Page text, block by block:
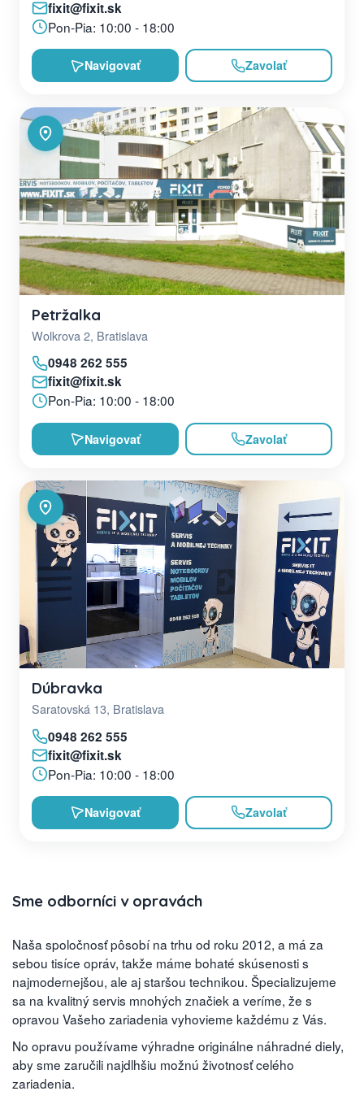
fixit@fixit.sk
Pon-Pia: 10:00 - 18:00
Navigovať Zavolať
Petržalka
Wolkrova 2, Bratislava
0948 262 555
fixit@fixit.sk
Pon-Pia: 10:00 - 18:00
Navigovať Zavolať
Dúbravka
Saratovská 13, Bratislava
0948 262 555
fixit@fixit.sk
Pon-Pia: 10:00 - 18:00
Navigovať Zavolať
Sme odborníci v opravách
Naša spoločnosť pôsobí na trhu od roku 2012, a má za
sebou tisíce opráv, takže máme bohaté skúsenosti s
najmodernejšou, ale aj staršou technikou. Špecializujeme
sa na kvalitný servis mnohých značiek a veríme, že s
opravou Vašeho zariadenia vyhovieme každému z Vás.
No opravu používame výhradne originálne náhradné diely,
aby sme zaručili najdlhšiu možnú životnosť celého
zariadenia.